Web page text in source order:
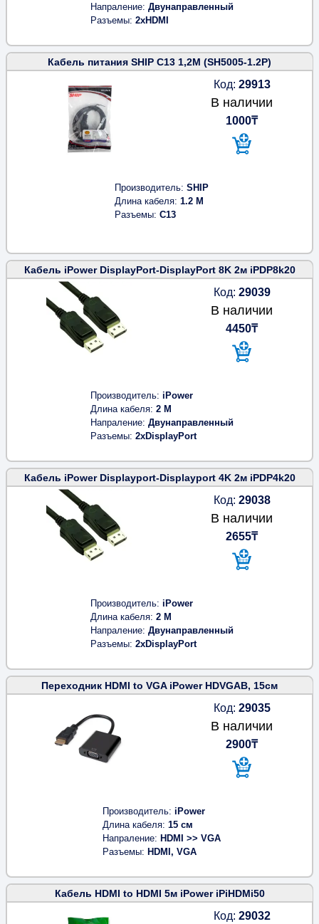
Напраление Двунаправленный
Разъемы 2xHDMI
Кабель питания SHIP С13 1,2М (SH5005-1.2P)
Код: 29913
В наличии
1000₸
Производитель SHIP
Длина кабеля 1.2 M
Разъемы С13
Кабель iPower DisplayPort-DisplayPort 8K 2м iPDP8k20
Код: 29039
В наличии
4450₸
Производитель iPower
Длина кабеля 2 M
Напраление Двунаправленный
Разъемы 2xDisplayPort
Кабель iPower Displayport-Displayport 4K 2м iPDP4k20
Код: 29038
В наличии
2655₸
Производитель iPower
Длина кабеля 2 M
Напраление Двунаправленный
Разъемы 2xDisplayPort
Переходник HDMI to VGA iPower HDVGAB, 15см
Код: 29035
В наличии
2900₸
Производитель iPower
Длина кабеля 15 см
Напраление
HDMI >> VGA
Разъемы
HDMI, VGA
Кабель HDMI to HDMI 5м iPower iPiHDMi50
Код: 29032